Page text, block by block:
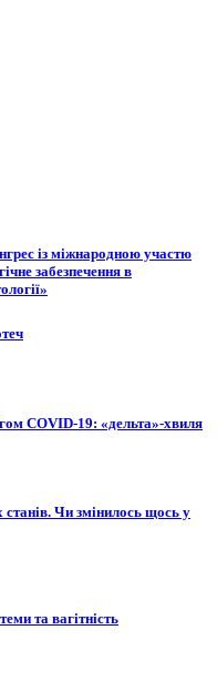
із міжнародною участю
забезпечення в
COVID‑19: «дельта»‑хвиля
станів. Чи змінилось щось у
та вагітність